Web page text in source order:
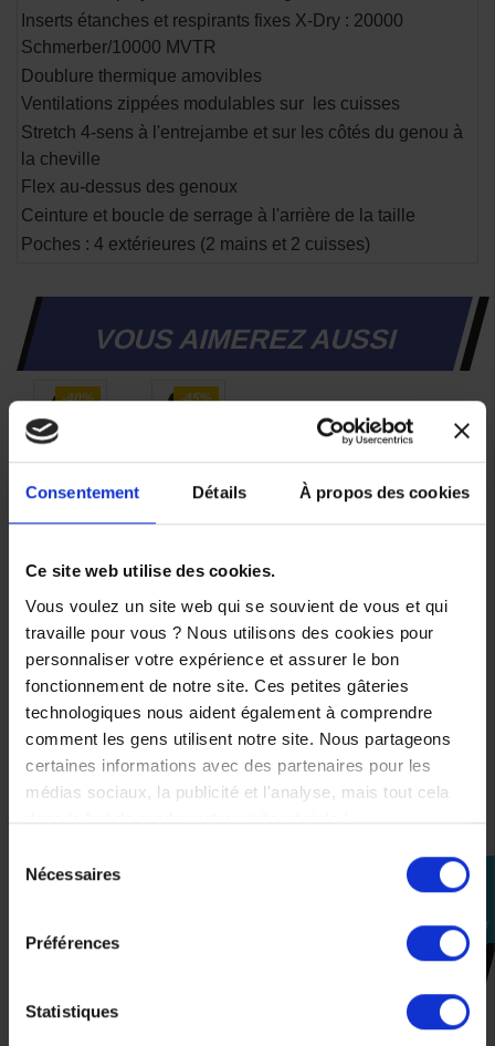
Consentement Détails À propos des cookies
Ce site web utilise des cookies.
Vous voulez un site web qui se souvient de vous et qui
travaille pour vous ? Nous utilisons des cookies pour
personnaliser votre expérience et assurer le bon
fonctionnement de notre site. Ces petites gâteries
technologiques nous aident également à comprendre
comment les gens utilisent notre site. Nous partageons
certaines informations avec des partenaires pour les
médias sociaux, la publicité et l'analyse, mais tout cela
dans le but de rendre votre visite géniale !
Nécessaires
Préférences
Statistiques
perm_identity
connecter
Inserts étanches et respirants fixes X-Dry : 20000
Schmerber/10000 MVTR
Doublure thermique amovibles
Ventilations zippées modulables sur les cuisses
Stretch 4-sens à l'entrejambe et sur les côtés du genou à
la cheville
Flex au-dessus des genoux
Ceinture et boucle de serrage à l'arrière de la taille
Poches : 4 extérieures (2 mains et 2 cuisses)
VOUS AIMEREZ AUSSI
-40%
Ixon
X-Dry
Bleu
349,99 €
-40%
209,99 €
M
L
-45%
Moto
Ragnar
459,99 €
-45%
252,99 €
L
XL
2XL
SUSCEPTIBLES DE VOUS